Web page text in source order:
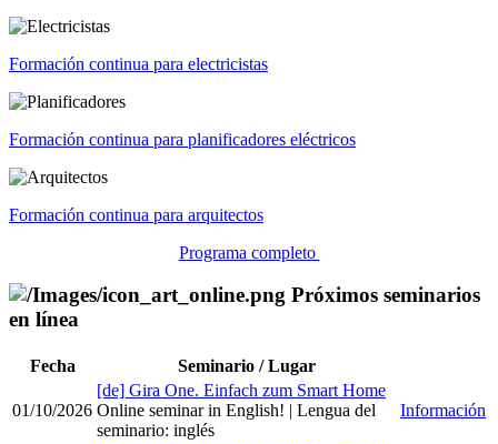
Formación continua para electricistas
Formación continua para planificadores eléctricos
Formación continua para arquitectos
Programa completo
Próximos seminarios
en línea
Fecha Seminario / Lugar
01/10/2026
[de] Gira One. Einfach zum Smart Home
Online seminar in English! | Lengua del
seminario: inglés
Información